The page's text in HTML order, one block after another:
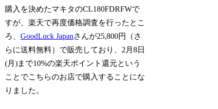
購入を決めたマキタのCL180FDRFWで
すが、楽天で再度価格調査を行ったとこ
ろ、GoodLuck Japanさんが25,800円（さ
らに送料無料）で販売しており、2月8日
(月)まで10%の楽天ポイント還元という
ことでこちらのお店で購入することにな
りました。